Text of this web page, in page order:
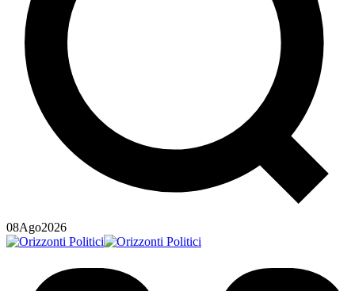
08Ago2026